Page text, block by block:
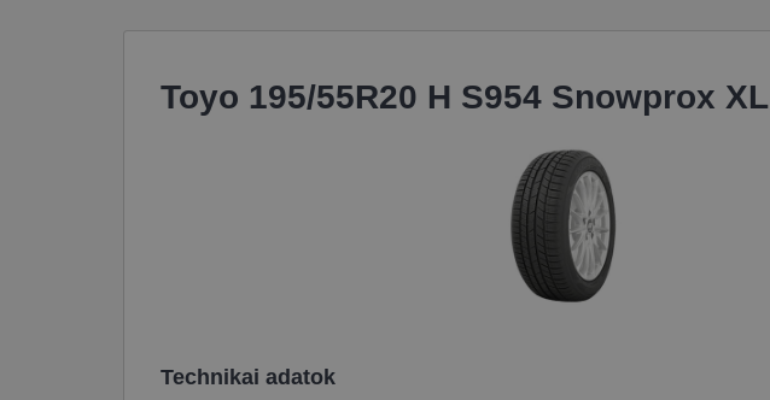
Toyo 195/55R20 H S954 Snowprox XL
Technikai adatok